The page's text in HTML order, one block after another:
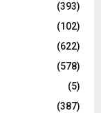
(393)
(102)
(622)
(578)
(5)
(387)